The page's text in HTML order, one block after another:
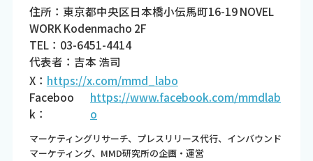
住所：東京都中央区日本橋小伝馬町16-19 NOVEL
WORK Kodenmacho 2F
TEL：03-6451-4414
代表者：吉本 浩司
X： https://x.com/mmd_labo
Faceboo
k：
https://www.facebook.com/mmdlab
o
マーケティングリサーチ、プレスリリース代行、インバウンド
マーケティング、MMD研究所の企画・運営